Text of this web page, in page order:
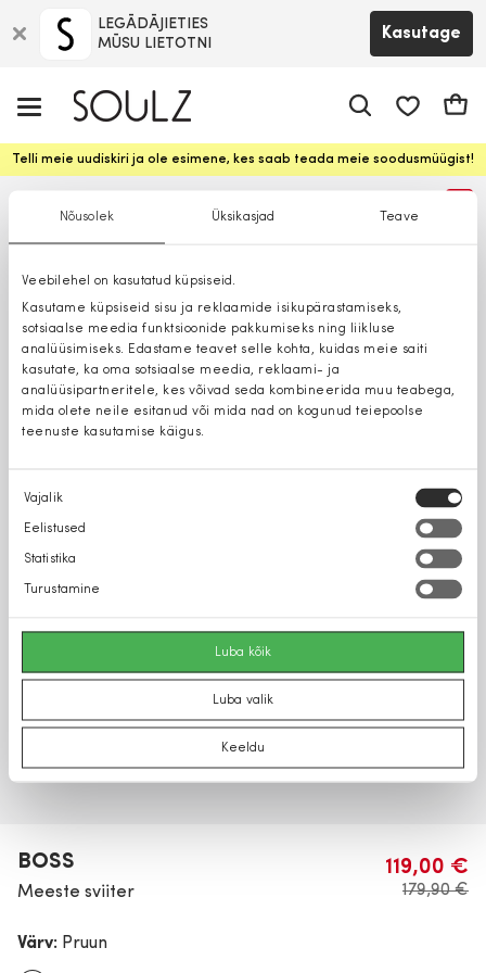
Nõusolek Üksikasjad Teave
Veebilehel on kasutatud küpsiseid.
Kasutame küpsiseid sisu ja reklaamide isikupärastamiseks,
sotsiaalse meedia funktsioonide pakkumiseks ning liikluse
analüüsimiseks. Edastame teavet selle kohta, kuidas meie saiti
kasutate, ka oma sotsiaalse meedia, reklaami- ja
analüüsipartneritele, kes võivad seda kombineerida muu teabega,
mida olete neile esitanud või mida nad on kogunud teiepoolse
teenuste kasutamise käigus.
Nõusoleku
valik
Vajalik
Eelistused
Statistika
Turustamine
Luba kõik
Luba valik
Keeldu
LEGĀDĀJIETIES
MŪSU LIETOTNI
Kasutage
Telli meie uudiskiri ja ole esimene, kes saab teada meie soodusmüügist!
BOSS
Meeste sviiter
119,00 €
179,90 €
Värv: Pruun